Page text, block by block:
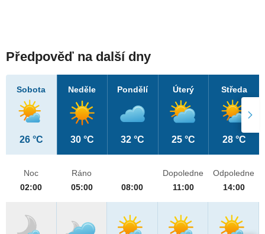
Předpověď na další dny
Sobota
26 °C
Neděle
30 °C
Pondělí
32 °C
Úterý
25 °C
Středa
28 °C
Noc
02:00
Ráno
05:00
08:00
Dopoledne
11:00
Odpoledne
14:00